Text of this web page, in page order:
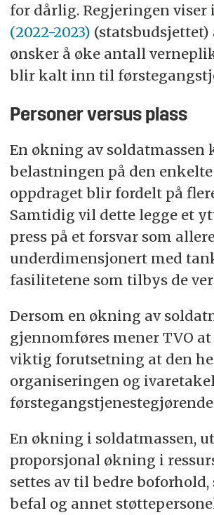
for dårlig. Regjeringen viser i
(2022-2023) (statsbudsjettet)
ønsker å øke antall
blir kalt inn til
Personer versus plass
En økning av soldatmassen
belastningen på den
oppdraget blir fordelt på
Samtidig vil dette legge et
press på et forsvar som
underdimensjonert med
fasilitetene som tilbys de
Dersom en økning av
gjennomføres mener TVO at
viktig forutsetning at den
organiseringen og
En økning i soldatmassen,
proporsjonal økning i
settes av til bedre
befal og annet